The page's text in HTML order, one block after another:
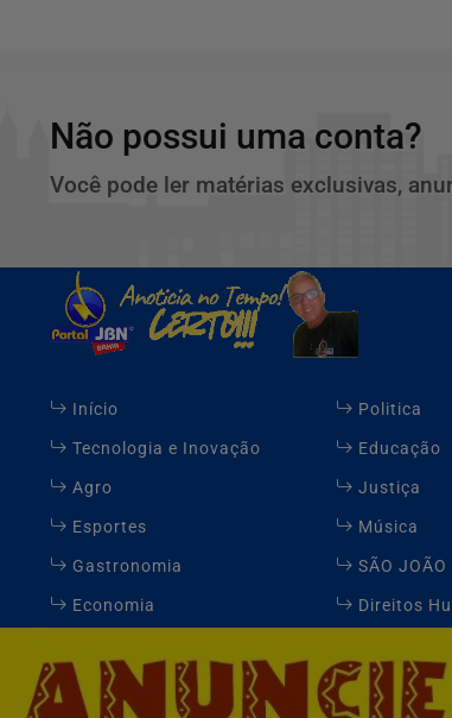
Não possui uma conta?
Você pode ler matérias exclusivas,
Início Politica
Tecnologia e Inovação
Educação
Agro
Justiça
Esportes
Música
Gastronomia
SÃO JOÃO
Economia
Direitos